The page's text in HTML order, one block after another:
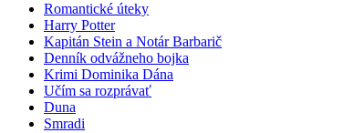
Romantické úteky
Harry Potter
Kapitán Stein a Notár Barbarič
Denník odvážneho bojka
Krimi Dominika Dána
Učím sa rozprávať
Duna
Smradi